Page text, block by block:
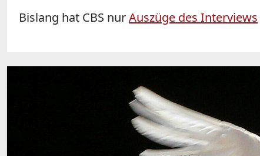
Bislang hat CBS nurAuszüge des Interviews